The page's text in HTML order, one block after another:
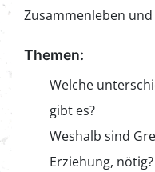
Zusammenleben
Themen:
Welche
gibt es?
Weshalb sind
Erziehung, nötig?